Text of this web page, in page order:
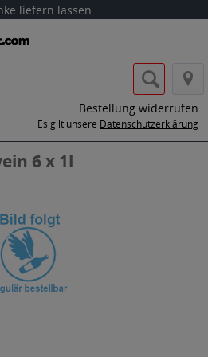
liefern lassen
Bestellung widerrufen
Es gilt unsere Datenschutzerklärung
6 x 1l